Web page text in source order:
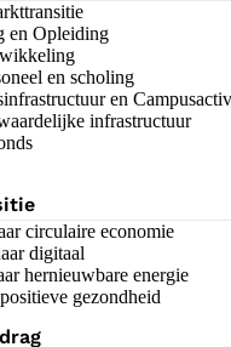
en Opleiding
en scholing
en
infrastructuur
circulaire economie
digitaal
hernieuwbare energie
gezondheid